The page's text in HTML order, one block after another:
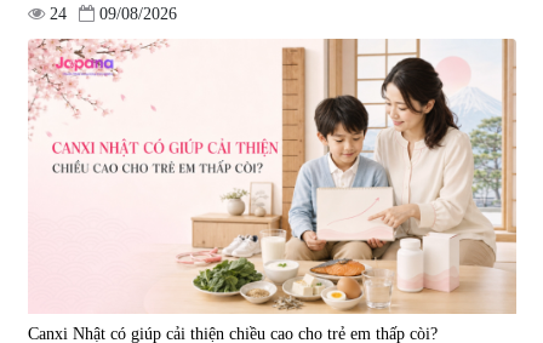
24
09/08/2026
Canxi Nhật có giúp cải thiện chiều cao cho trẻ em thấp còi?